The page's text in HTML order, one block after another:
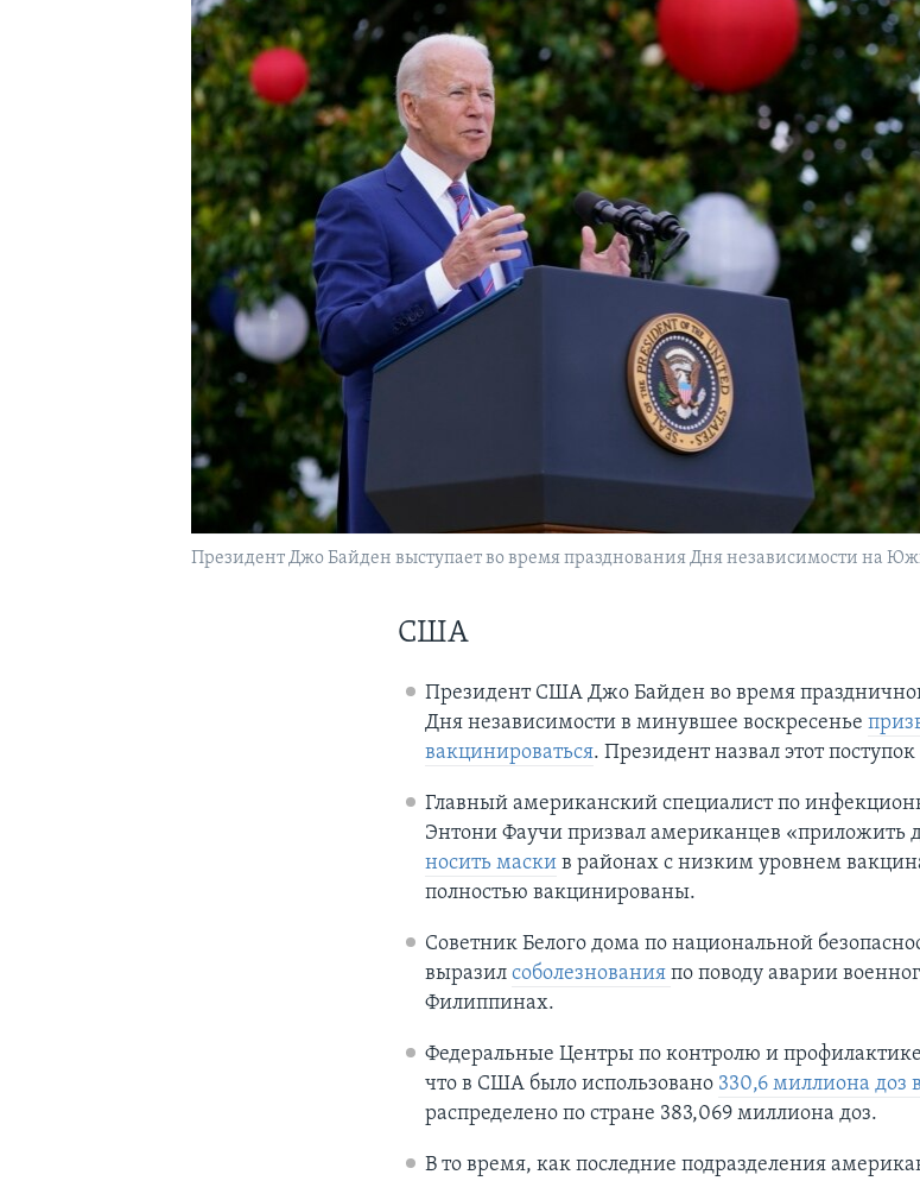
Президент Джо Байден выступает во время празднования Дня независимости на
США
Президент США Джо Байден во время
Дня независимости в минувшее воскресенье
вакцинироваться. Президент назвал этот
Главный американский специалист по
Энтони Фаучи призвал американцев «приложить
носить маскив районах с низким уровнем
полностью вакцинированы.
Советник Белого дома по национальной
выразил соболезнования по поводу аварии
Филиппинах.
Федеральные Центры по контролю и
что в США было использовано 330,6 миллиона доз
распределено по стране 383,069 миллиона доз.
В то время, как последние подразделения